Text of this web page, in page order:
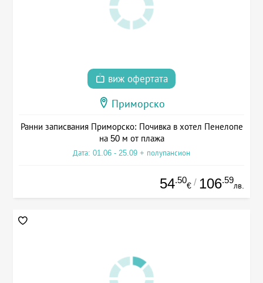
виж офертата
Приморско
Ранни записвания Приморско: Почивка в хотел Пенелопе
на 50 м от плажа
Дата: 01.06 - 25.09 + полупансион
54.50
€ / 106.59
лв.